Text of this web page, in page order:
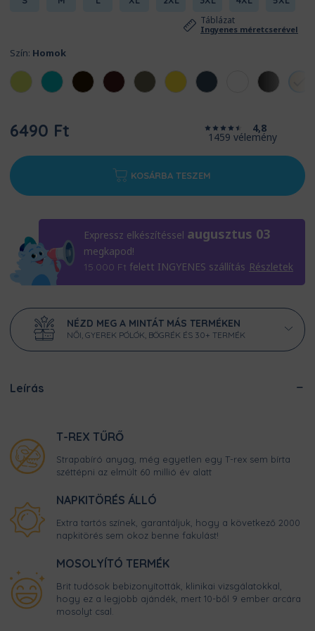
Táblázat
Ingyenes méretcserével
Szín: Homok
6490 Ft 4,8
1459 vélemény
KOSÁRBA TESZEM
Expressz elkészítéssel augusztus 03
megkapod!
15.000 Ft felett INGYENES szállítás Részletek
NÉZD MEG A MINTÁT MÁS TERMÉKEN
NŐI, GYEREK PÓLÓK, BÖGRÉK ÉS 30+ TERMÉK
Leírás
T-REX TŰRŐ
Strapabíró anyag, még egyetlen egy T-rex sem bírta
széttépni az elmúlt 60 millió év alatt
NAPKITÖRÉS ÁLLÓ
Extra tartós színek, garantáljuk, hogy a következő 2000
napkitörés sem okoz benne fakulást!
MOSOLYÍTÓ TERMÉK
Brit tudósok bebizonyították, klinikai vizsgálatokkal,
hogy ez a legjobb ajándék, mert 10-ből 9 ember arcára
mosolyt csal.